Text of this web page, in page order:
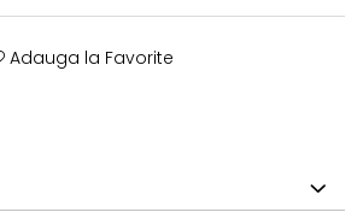
Adauga la Favorite